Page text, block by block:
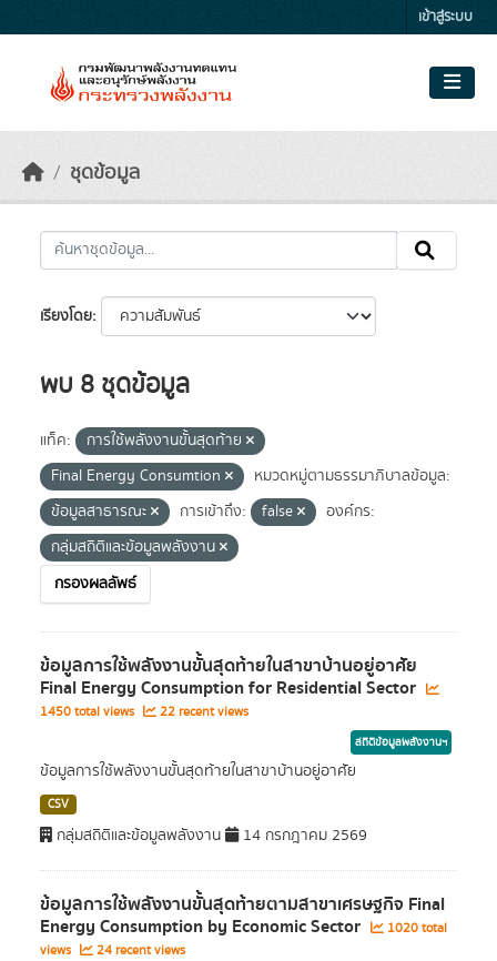
เข้าสู่ระบบ
ชุดข้อมูล
เรียงโดย
พบ 8 ชุดข้อมูล
แท็ค:
การใช้พลังงานขั้นสุดท้าย
Final Energy Consumtion
หมวดหมู่ตามธรรมาภิบาลข้อมูล:
ข้อมูลสาธารณะ
การเข้าถึง: false
องค์กร:
กลุ่มสถิติและข้อมูลพลังงาน
กรองผลลัพธ์
ข้อมูลการใช้พลังงานขั้นสุดท้ายในสาขาบ้านอยู่อาศัย
Final Energy Consumption for Residential Sector
1450 total views 22 recent views
สถิติข้อมูลพลังงานฯ
ข้อมูลการใช้พลังงานขั้นสุดท้ายในสาขาบ้านอยู่อาศัย
CSV
กลุ่มสถิติและข้อมูลพลังงาน 14 กรกฎาคม 2569
ข้อมูลการใช้พลังงานขั้นสุดท้ายตามสาขาเศรษฐกิจ Final
Energy Consumption by Economic Sector
1020 total
views
24 recent views